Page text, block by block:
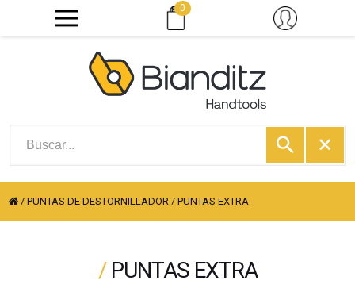
0
/PUNTAS DE DESTORNILLADOR /PUNTAS EXTRA
/ PUNTAS EXTRA